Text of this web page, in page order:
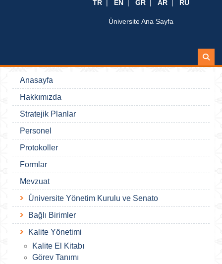
TR EN GR AR RU
Üniversite Ana Sayfa
Ara
Anasayfa
Hakkımızda
Stratejik Planlar
Personel
Protokoller
Formlar
Mevzuat
Üniversite Yönetim Kurulu ve Senato
Bağlı Birimler
Kalite Yönetimi
Kalite El Kitabı
Görev Tanımı